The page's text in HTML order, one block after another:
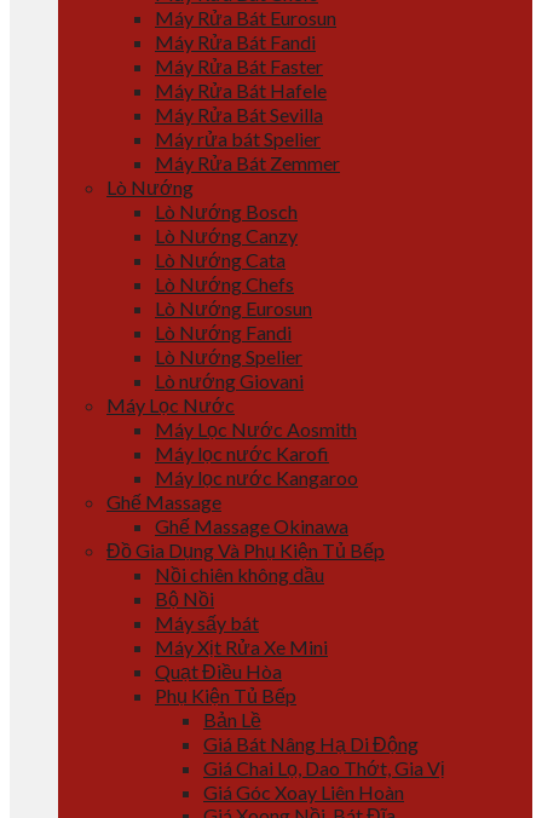
Máy Rửa Bát Eurosun
Máy Rửa Bát Fandi
Máy Rửa Bát Faster
Máy Rửa Bát Hafele
Máy Rửa Bát Sevilla
Máy rửa bát Spelier
Máy Rửa Bát Zemmer
Lò Nướng
Lò Nướng Bosch
Lò Nướng Canzy
Lò Nướng Cata
Lò Nướng Chefs
Lò Nướng Eurosun
Lò Nướng Fandi
Lò Nướng Spelier
Lò nướng Giovani
Máy Lọc Nước
Máy Lọc Nước Aosmith
Máy lọc nước Karofi
Máy lọc nước Kangaroo
Ghế Massage
Ghế Massage Okinawa
Đồ Gia Dụng Và Phụ Kiện Tủ Bếp
Nồi chiên không dầu
Bộ Nồi
Máy sấy bát
Máy Xịt Rửa Xe Mini
Quạt Điều Hòa
Phụ Kiện Tủ Bếp
Bản Lề
Giá Bát Nâng Hạ Di Động
Giá Chai Lọ, Dao Thớt, Gia Vị
Giá Góc Xoay Liên Hoàn